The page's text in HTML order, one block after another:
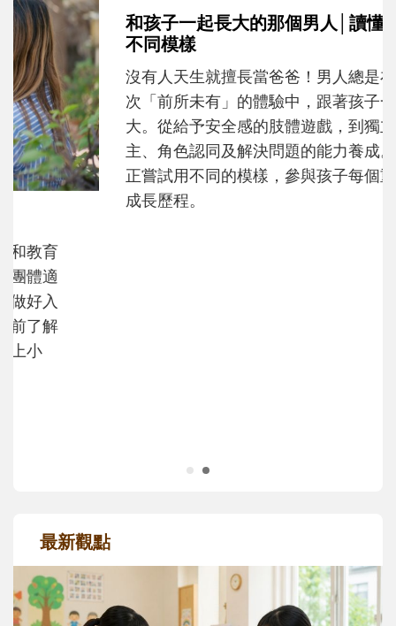
不同模樣
沒有人天生就擅長當爸爸！男人總是在一次
次「前所未有」的體驗中，跟著孩子一起長
大。從給予安全感的肢體遊戲，到獨立自
主、角色認同及解決問題的能力養成。爸爸
最新觀點